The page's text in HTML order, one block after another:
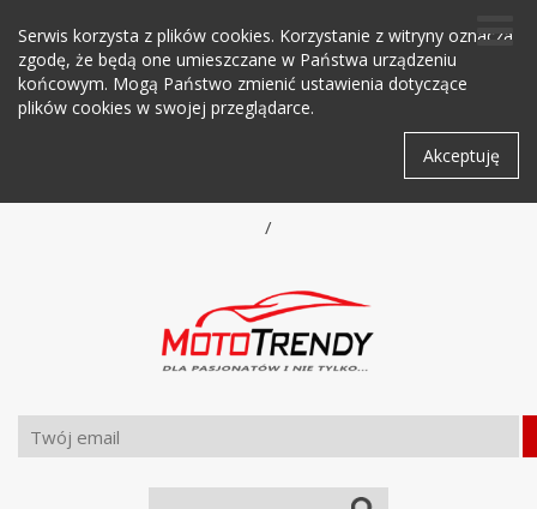
Serwis korzysta z plików cookies. Korzystanie z witryny oznacza
zgodę, że będą one umieszczane w Państwa urządzeniu
końcowym. Mogą Państwo zmienić ustawienia dotyczące
plików cookies w swojej przeglądarce.
Akceptuję
/